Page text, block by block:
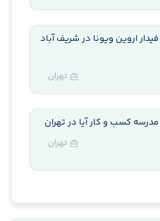
اروین ویونا در شریف آباد
تهران
کسب و کار آیا در تهران
تهران